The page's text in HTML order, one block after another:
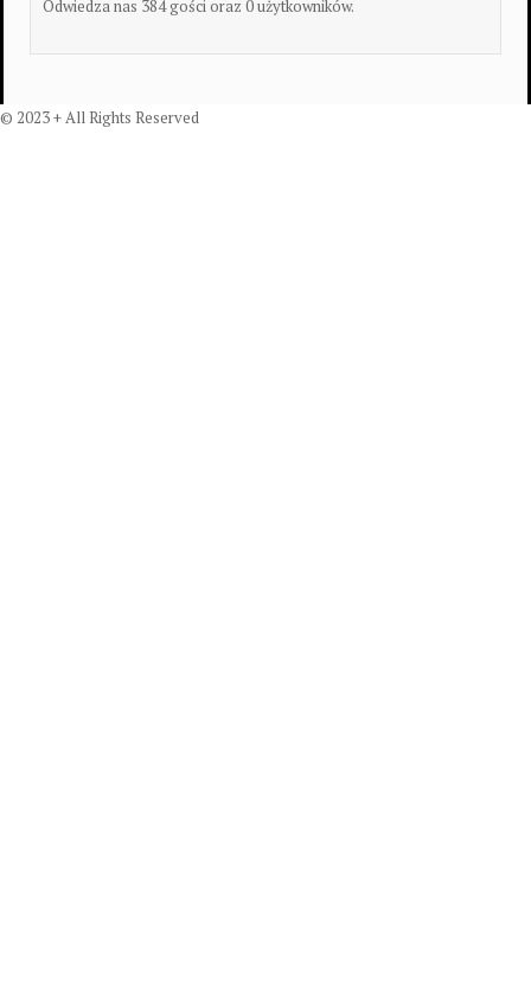
Odwiedza nas 384 gości oraz 0 użytkowników.
© 2023 + All Rights Reserved